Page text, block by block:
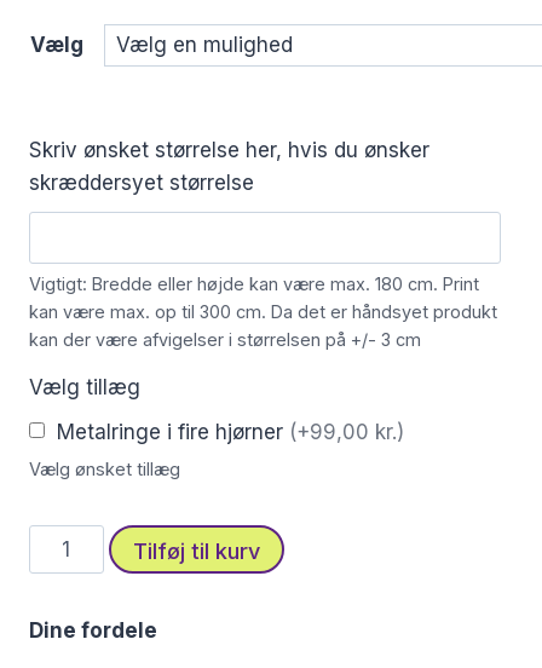
Vælg
Skriv ønsket størrelse her, hvis du ønsker
skræddersyet størrelse
Vigtigt: Bredde eller højde kan være max. 180 cm. Print
kan være max. op til 300 cm. Da det er håndsyet produkt
kan der være afvigelser i størrelsen på +/- 3 cm
Vælg tillæg
Metalringe i fire hjørner (+99,00 kr.)
Vælg ønsket tillæg
Stofprint
med
akvarelblomst
Tilføj til kurv
Dine fordele